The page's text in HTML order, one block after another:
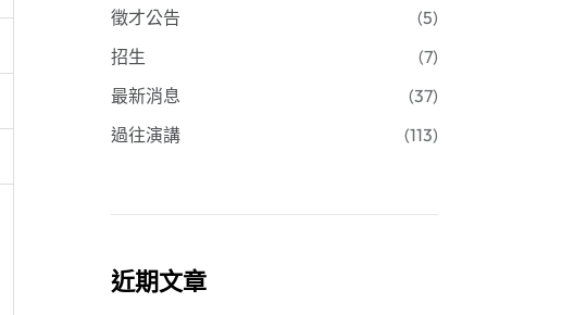
徵才公告
(5)
招生
(7)
最新消息
(37)
過往演講
(113)
近期文章